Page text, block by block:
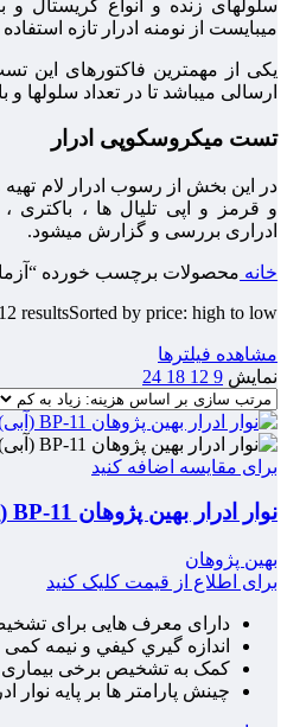
سلولهای زنده و انواع کریستال و
میبایست از نومنه ادرار تازه
یکی از مهمترین فاکتورهای این
ارسالی میباشد تا در تعداد سلولها و
تست میکروسکوپی ادرار
در این بخش از رسوب ادرار لام
و قرمز و اپی تلیال ها ، باکتری
ادراری بررسی و گزارش میشود.
خانه محصولات برچسب خورده
resultsSorted by price: high to low
مشاهده فیلترها
نمایش 9
12
18
24
برای مقایسه اضافه کنید
نوار ادرار بهین پژوهان BP-11 (پارامتر بر پایه آنالیتیکون)
بهین پژوهان
برای اطلاع از قیمت کلیک کنید
دارای معرف هایی برای
اندازه گيري كيفي و نيمه
کمک به تشخیص برخی بیماری
چینش پارامتر ها بر پایه نوار